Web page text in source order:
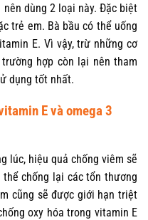
nên dùng 2 loại này. Đặc biệt
trẻ em. Bà bầu có thể uống
E. Vì vậy, trừ những cơ
hợp còn lại nên tham
dụng tốt nhất.
E và omega 3
lúc, hiệu quả chống viêm sẽ
chống lại các tổn thương
cũng sẽ được giới hạn triệt
oxy hóa trong vitamin E